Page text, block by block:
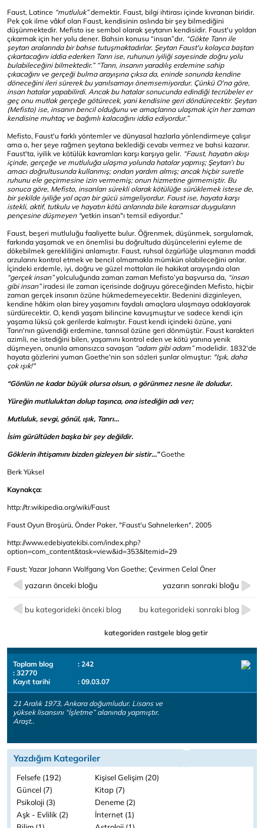
Faust, Latince “mutluluk”demektir. Faust, bilgi ihtirası içinde kıvranan biridir.
Pek çok ilme vâkıf olan Faust, kendisi­nin aslında bir şey bilmediğini
düşünmektedir. Mefisto ise sembol olarak şeytanın kendisidir. Faust'u yoldan
çıkar­mak için her yolu dener. Bahsin konusu “insan”dır. “Gökte Tanrı ile
şeytan aralarında bir bahse tutuşmaktadırlar. Şeytan Faust'u kolayca baştan
çıkartacağını iddia ederken Tanrı ise, ruhunun iyiliği sayesinde doğru yolu
bulabileceğini bilmektedir.” “Tanrı, insanın yaradılış erdemine sahip
çıkacağını ve gerçeği bulma arayışına çıksa da, eninde sonunda kendine
döneceğini ileri sürerek bu yanılsamayı önemsemiyordur. Çünkü O'na göre,
insan hatalar yapabilirdi. Ancak bu hatalar sonucunda edindiği tecrübeler er
geç onu mutlak gerçeğe götürecek, yani kendisine geri döndürecektir. Şeytan
(Mefisto) ise, insanın bencil olduğunu ve amaçlarına ulaşmak için her zaman
kendisine muhtaç ve bağımlı kalacağını iddia ediyordur.”
Mefisto, Faust'u farklı yöntemler ve dünyasal hazlarla yönlendirmeye çalışır
ama o, her şeye rağmen şeytana beklediği cevabı vermez ve bahsi kazanır.
Faust'ta, iyilik ve kötülük kavramları karşı karşıya gelir. “Faust, hayatın akışı
içinde, gerçeğe ve mutluluğa ulaşma yolunda hatalar yapmış; Şeytan'ı bu
amacı doğrultusunda kullanmış; ondan yardım almış; ancak hiçbir suretle
ruhunu ele geçirmesine izin vermemiş; onun hizmetine girmemiştir. Bu
sonuca göre, Mefisto, insanları sürekli olarak kötülüğe sürüklemek istese de,
bir şekilde iyiliğe yol açan bir gücü simgeliyordur. Faust ise, hayata karşı
istekli, aktif, tutkulu ve hayatın kötü anlarında bile karamsar duyguların
pençesine düşmeyen "yetkin insan"ı temsil ediyordur.”
Faust, beşeri mutluluğu faaliyette bulur. Öğrenmek, düşünmek, sorgulamak,
farkında yaşamak ve en önemlisi bu doğrultuda düşüncelerini eyleme de
dökebilmek gerekliliğini anlamıştır. Faust, ruhsal özgürlüğe ulaşmanın maddi
arzularını kontrol etmek ve bencil olmamakla mümkün olabileceğini anlar.
İçindeki erdemle, iyi, doğru ve güzel mottoları ile hakikat arayışında olan
“gerçek insan”yolculuğunda zaman zaman Mefisto’ya başvursa da, “insan
gibi insan” iradesi ile zaman içerisinde doğruyu göreceğinden Mefisto, hiçbir
zaman gerçek insanın özüne hükmedemeyecektir. Bedenini dizginleyen,
kendine hâkim olan birey yaşamını faydalı amaçlara ulaşmaya odaklayarak
sürdürecektir. O, kendi yaşam bilincine kavuşmuştur ve sadece kendi için
yaşama lüksü çok gerilerde kalmıştır. Faust kendi içindeki özüne, yani
Tanrı'nın güvendiği erdemine, tanrısal özüne geri dönmüştür. Faust karakteri
azimli, ne istediğini bilen, yaşamını kontrol eden ve kötü yanına yenik
düşmeyen, onunla amansızca savaşan “adam gibi adam”modelidir. 1832'de
hayata gözlerini yuman Goethe'nin son sözleri şunlar olmuştur: "Işık, daha
çok ışık!"
“Gönlün ne kadar büyük olursa olsun, o görünmez nesne ile doludur.
Yüreğin mutluluktan dolup taşınca, ona istediğin adı ver;
Mutluluk, sevgi, gönül, ışık, Tanrı...
İsim gürültüden başka bir şey değildir.
Göklerin ihtişamını bizden gizleyen bir sistir...”Goethe
Berk Yüksel
Kaynakça:
http://tr.wikipedia.org/wiki/Faust
Faust Oyun Broşürü, Önder Paker, "Faust'u Sahnelerken", 2005
http://www.edebiyatekibi.com/index.php?
option=com_content&task=view&id=353&Itemid=29
Faust; Yazar Johann Wolfgang Von Goethe; Çevirmen Celal Öner
yazarın önceki bloğu yazarın sonraki bloğu
bu kategorideki önceki blog bu kategorideki sonraki blog
kategoriden rastgele blog getir
Toplam blog
: 242
: 32770
Kayıt tarihi
: 09.03.07
21 Aralık 1973, Ankara doğumludur. Lisans ve
yüksek lisansını “İşletme” alanında yapmıştır.
Araşt..
Yazdığım Kategoriler
Felsefe (192)
Kişisel Gelişim (20)
Güncel (7)
Kitap (7)
Psikoloji (3)
Deneme (2)
Aşk - Evlilik (2)
İnternet (1)